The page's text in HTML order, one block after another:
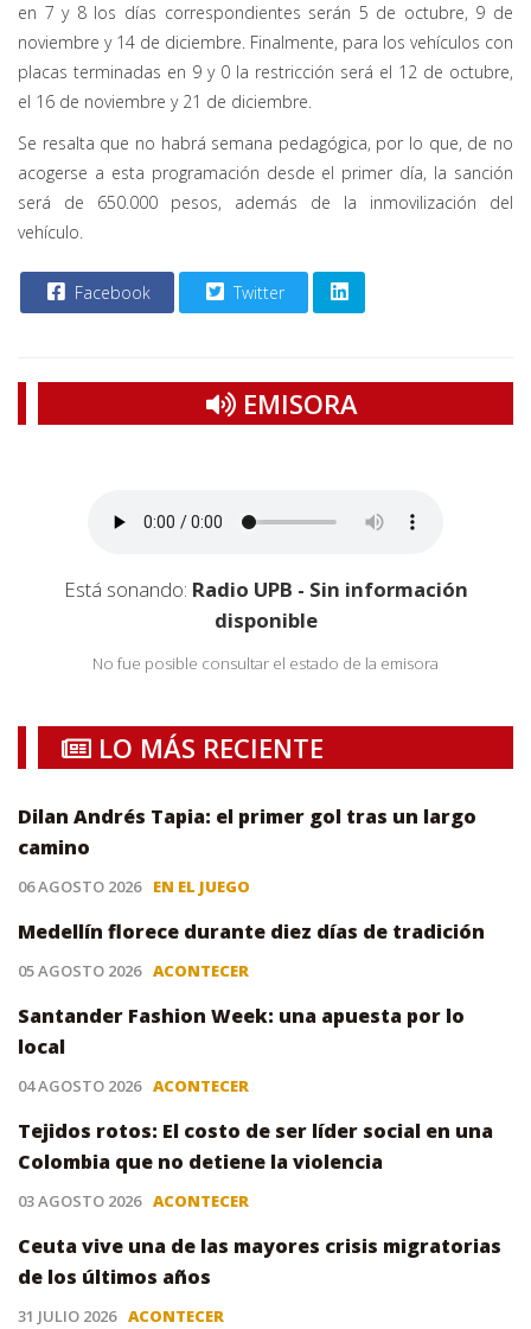
en 7 y 8 los días correspondientes serán 5 de octubre, 9 de
noviembre y 14 de diciembre. Finalmente, para los vehículos con
placas terminadas en 9 y 0 la restricción será el 12 de octubre,
el 16 de noviembre y 21 de diciembre.
Se resalta que no habrá semana pedagógica, por lo que, de no
acogerse a esta programación desde el primer día, la sanción
será de 650.000 pesos, además de la inmovilización del
vehículo.
Facebook Twitter
EMISORA
Está sonando: Radio UPB - Sin información
disponible
No fue posible consultar el estado de la emisora
LO MÁS RECIENTE
Dilan Andrés Tapia: el primer gol tras un largo
camino
06 AGOSTO 2026 EN EL JUEGO
Medellín florece durante diez días de tradición
05 AGOSTO 2026 ACONTECER
Santander Fashion Week: una apuesta por lo
local
04 AGOSTO 2026 ACONTECER
Tejidos rotos: El costo de ser líder social en una
Colombia que no detiene la violencia
03 AGOSTO 2026 ACONTECER
Ceuta vive una de las mayores crisis migratorias
de los últimos años
31 JULIO 2026 ACONTECER